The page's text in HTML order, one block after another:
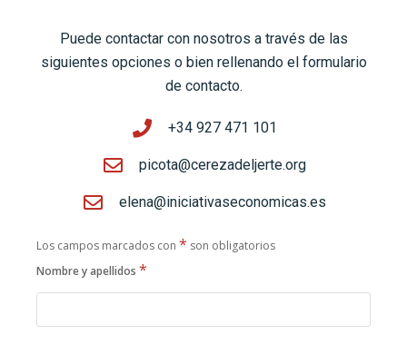
Puede contactar con nosotros a través de las
siguientes opciones o bien rellenando el formulario
de contacto.
+34 927 471 101
picota@cerezadeljerte.org
elena@iniciativaseconomicas.es
Los campos marcados con * son obligatorios
Nombre y apellidos *